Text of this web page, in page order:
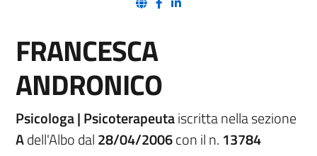
FRANCESCA
ANDRONICO
Psicologa | Psicoterapeutaiscritta nella sezione
Adell'Albo dal28/04/2006con il n. 13784